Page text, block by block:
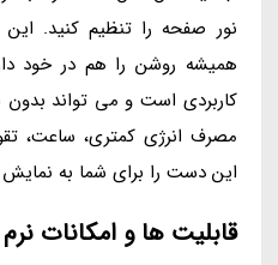
نور صفحه را تنظیم کنید.
همیشه روشن را هم در خود
کاربردی است و می تواند
مصرف انرژی کمتری، ساعت،
این دست را برای شما به نمایش
قابلیت ها و امکانات نرم